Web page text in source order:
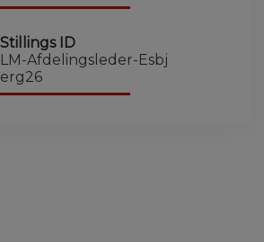
Stillings ID
LM-Afdelingsleder-Esbj
erg26